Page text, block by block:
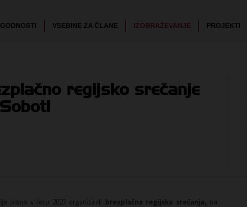
VSEBINE ZA ČLANE IZOBRAŽEVANJE PROJEKTI
regijsko srečanje
bomo v letu 2023 organizirali brezplačna regijska srečanja, na